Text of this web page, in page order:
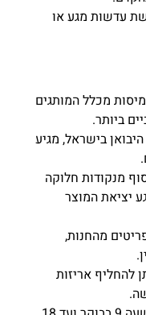
עדשות מגע או
מכלל המותגים
ביותר.
בישראל, מגיע
מנקודות חלוקה
(מרגע יציאת המוצר
מהחנות,
להחליף אריזות